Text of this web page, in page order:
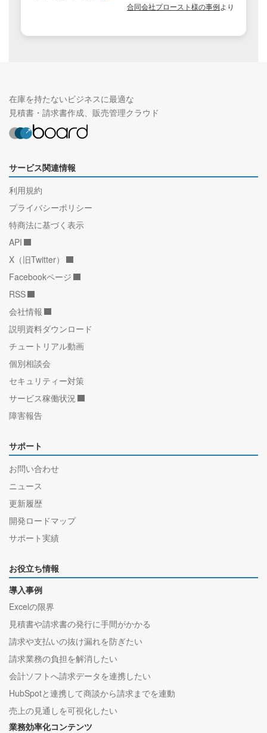
合同会社プロースト様の事例より
在庫を持たないビジネスに最適な
見積書・請求書作成、販売管理クラウド
サービス関連情報
利用規約
プライバシーポリシー
特商法に基づく表示
API
X（旧Twitter）
Facebookページ
RSS
会社情報
説明資料ダウンロード
チュートリアル動画
個別相談会
セキュリティー対策
サービス稼働状況
障害報告
サポート
お問い合わせ
ニュース
更新履歴
開発ロードマップ
サポート実績
お役立ち情報
導入事例
Excelの限界
見積書や請求書の発行に手間がかかる
請求や支払いの抜け漏れを防ぎたい
請求業務の負担を解消したい
会計ソフトへ請求データを連携したい
HubSpotと連携して商談から請求までを連動
売上の見通しを可視化したい
業務効率化コンテンツ